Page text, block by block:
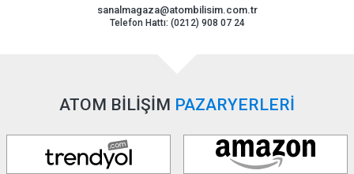
sanalmagaza@atombilisim.com.tr
Telefon Hattı: (0212) 908 07 24
ATOM BİLİŞİM PAZARYERLERİ